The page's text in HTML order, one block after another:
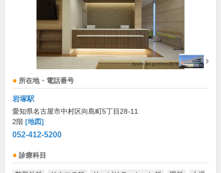
所在地・電話番号
岩塚駅
愛知県名古屋市中村区向島町5丁目28-11
2階 [地図]
052-412-5200
診療科目